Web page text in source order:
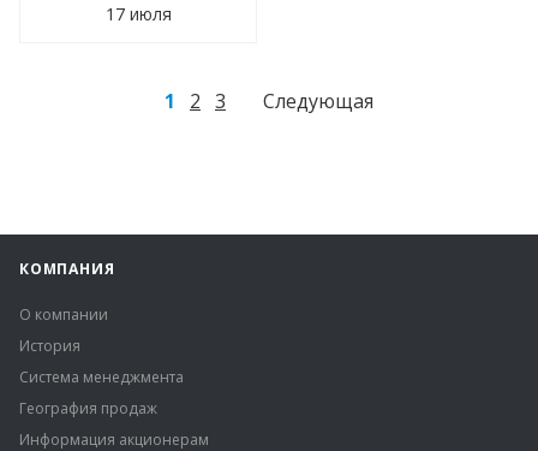
17 июля
1 2 3 Следующая
КОМПАНИЯ
О компании
История
Система менеджмента
География продаж
Информация акционерам